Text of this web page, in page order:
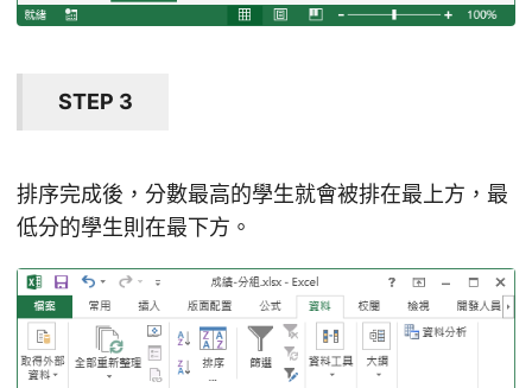
STEP 3
排序完成後，分數最高的學生就會被排在最上方，最
低分的學生則在最下方。